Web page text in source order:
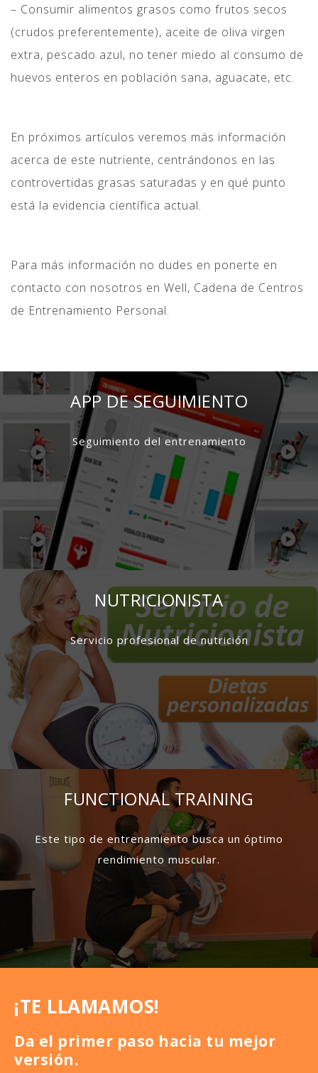
– Consumir alimentos grasos como frutos secos
(crudos preferentemente), aceite de oliva virgen
extra, pescado azul, no tener miedo al consumo de
huevos enteros en población sana, aguacate, etc.
En próximos artículos veremos más información
acerca de este nutriente, centrándonos en las
controvertidas grasas saturadas y en qué punto
está la evidencia científica actual.
Para más información no dudes en ponerte en
contacto con nosotros en Well, Cadena de Centros
de Entrenamiento Personal.
DISCOUNTSAPP DE SEGUIMIENTO
Seguimiento del entrenamiento
NUTRICIONISTA
Servicio profesional de nutrición
FUNCTIONAL TRAINING
Este tipo de entrenamiento busca un óptimo
rendimiento muscular.
¡TE LLAMAMOS!
Da el primer paso hacia tu mejor
versión.